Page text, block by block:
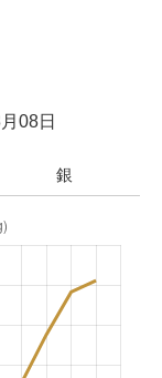
08日
銀